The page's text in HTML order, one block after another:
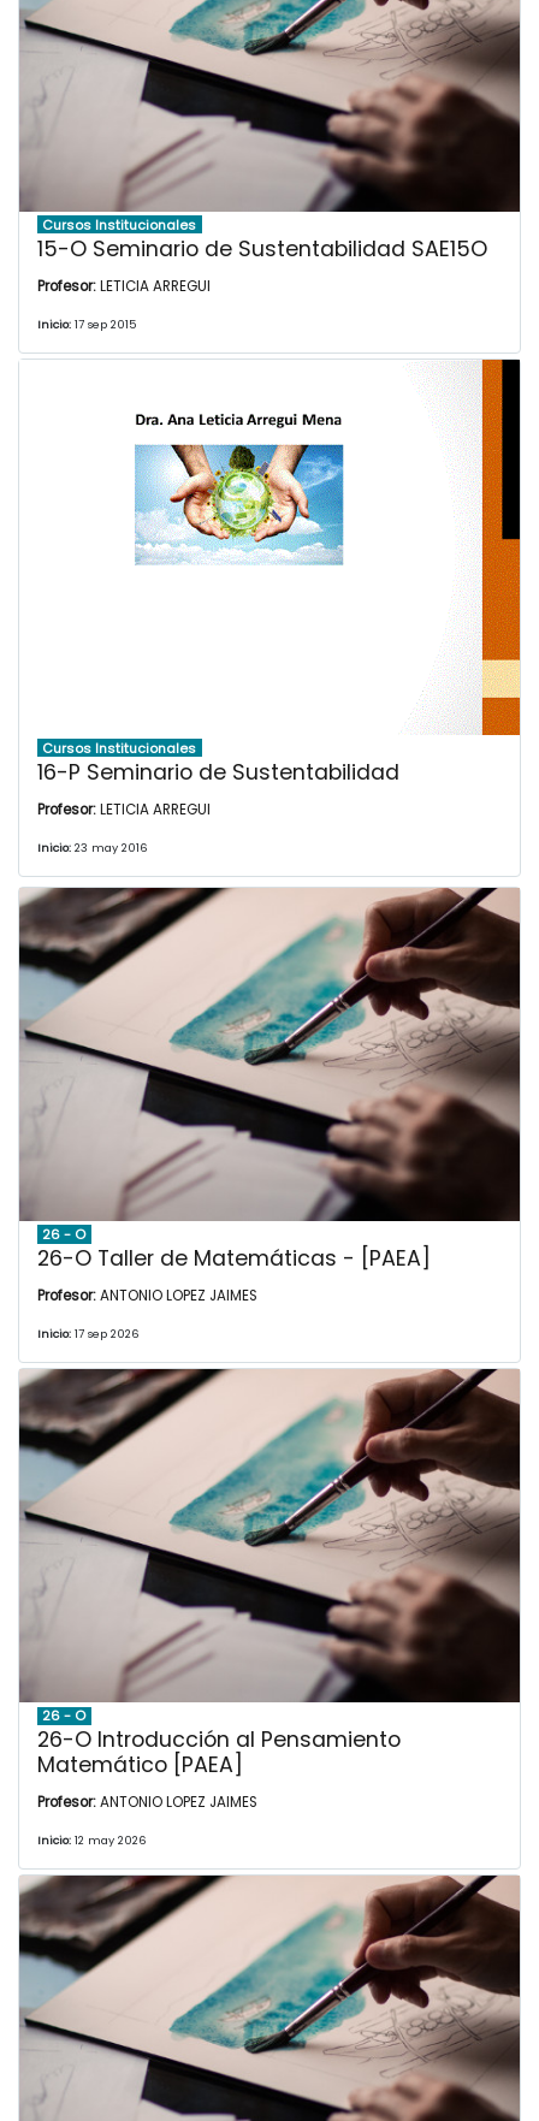
Cursos Institucionales
15-O Seminario de Sustentabilidad SAE15O
Profesor:LETICIA ARREGUI
Inicio: 17 sep 2015
Cursos Institucionales
16-P Seminario de Sustentabilidad
Profesor:LETICIA ARREGUI
Inicio: 23 may 2016
26 - O
26-O Taller de Matemáticas - [PAEA]
Profesor:ANTONIO LOPEZ JAIMES
Inicio: 17 sep 2026
26 - O
26-O Introducción al Pensamiento
Matemático [PAEA]
Profesor:ANTONIO LOPEZ JAIMES
Inicio: 12 may 2026